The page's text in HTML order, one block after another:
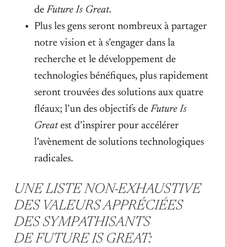
deFuture Is Great.
Plus les gens seront nombreux à partager
notre vision et à s’engager dans la
recherche et le développement de
technologies bénéfiques, plus rapidement
seront trouvées des solutions aux quatre
fléaux; l’un des objectifs deFuture Is
Greatest d’inspirer pour accélérer
l’avènement de solutions technologiques
radicales.
UNE LISTE NON-EXHAUSTIVE
DES VALEURS APPRÉCIÉES
DES SYMPATHISANTS
DEFUTURE IS GREAT: